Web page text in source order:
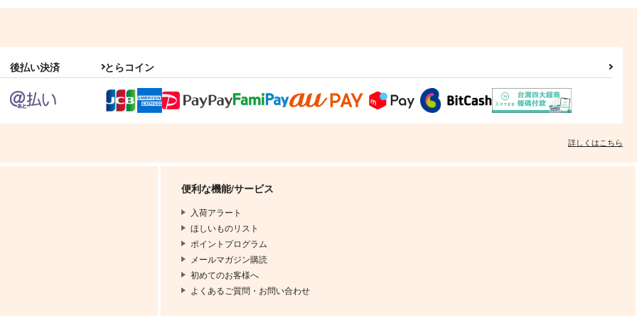
後払い決済 とらコイン
詳しくはこちら
便利な機能/サービス
入荷アラート
ほしいものリスト
ポイントプログラム
メールマガジン購読
初めてのお客様へ
よくあるご質問・お問い合わせ